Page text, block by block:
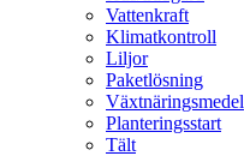
Vattenkraft
Klimatkontroll
Liljor
Paketlösning
Växtnäringsmedel
Planteringsstart
Tält